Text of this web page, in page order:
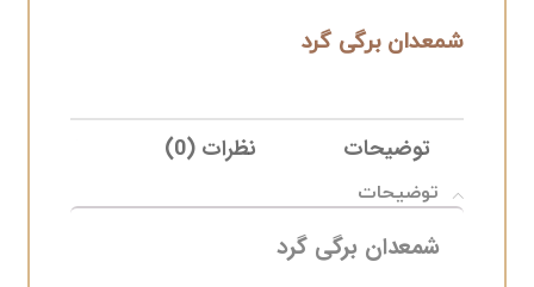
شمعدان برگی گرد
توضیحات نظرات (0)
توضیحات
شمعدان برگی گرد